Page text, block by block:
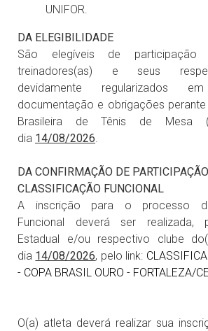
UNIFOR.
DA ELEGIBILIDADE
São elegíveis de participação
treinadores(as) e seus
devidamente regularizados
documentação e obrigações
Brasileira de Tênis de Mesa
dia 14/08/2026.
DA CONFIRMAÇÃO DE
CLASSIFICAÇÃO FUNCIONAL
A inscrição para o processo
Funcional deverá ser realizada,
Estadual e/ou respectivo clube
dia 14/08/2026, pelo link:
- COPA BRASIL OURO - FORTALEZA/
O(a) atleta deverá realizar sua